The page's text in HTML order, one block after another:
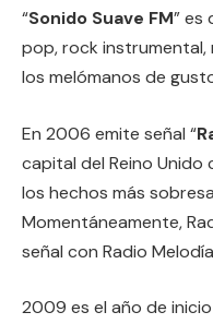
“Sonido Suave FM” es
pop, rock
los melómanos de
En 2006 emite señal “
capital del Reino
los hechos más
Momentáneamente,
señal con Radio
2009 es el año de